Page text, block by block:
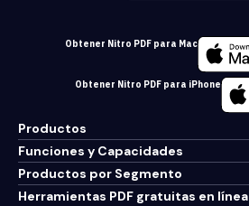
Obtener Nitro PDF para Mac
Obtener Nitro PDF para iPhone
Productos
Funciones y Capacidades
Productos por Segmento
Herramientas PDF gratuitas en línea